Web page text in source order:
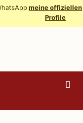
meine offiziellen
Profile